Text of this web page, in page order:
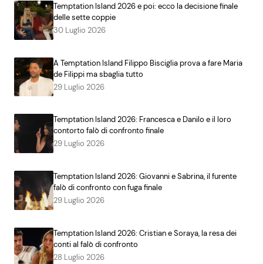
Temptation Island 2026 e poi: ecco la decisione finale
delle sette coppie
30 Luglio 2026
A Temptation Island Filippo Bisciglia prova a fare Maria
de Filippi ma sbaglia tutto
29 Luglio 2026
Temptation Island 2026: Francesca e Danilo e il loro
contorto falò di confronto finale
29 Luglio 2026
Temptation Island 2026: Giovanni e Sabrina, il furente
falò di confronto con fuga finale
29 Luglio 2026
Temptation Island 2026: Cristian e Soraya, la resa dei
conti al falò di confronto
28 Luglio 2026